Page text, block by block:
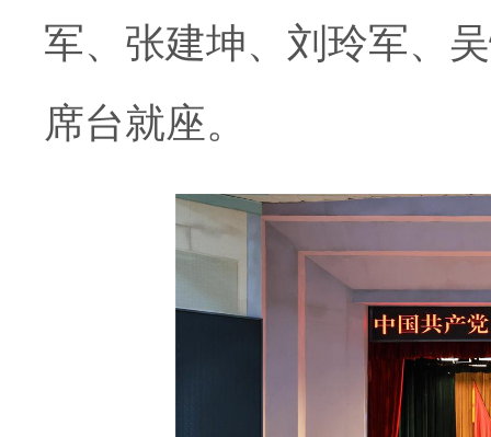
军、张建坤、刘玲军、
席台就座。